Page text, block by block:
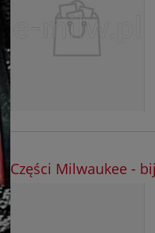
Części Milwaukee -